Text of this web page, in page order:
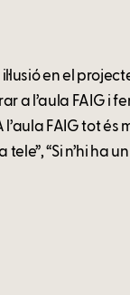
en el
a l’aula FAIG i
FAIG tot és
“Si n’hi ha